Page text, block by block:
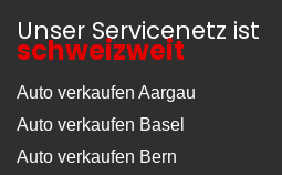
Unser Servicenetz ist
schweizweit
Auto verkaufen Aargau
Auto verkaufen Basel
Auto verkaufen Bern